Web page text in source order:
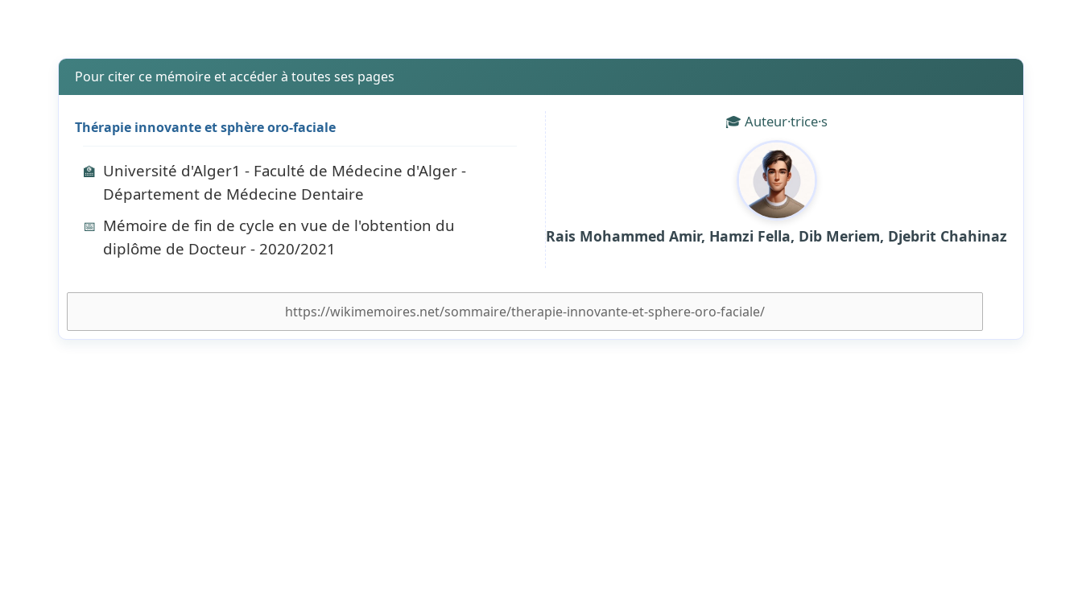
Pour citer ce mémoire et accéder à toutes ses pages
Thérapie innovante et sphère oro-faciale
🏫 Université d'Alger1 - Faculté de Médecine d'Alger -
Département de Médecine Dentaire
📅 Mémoire de fin de cycle en vue de l'obtention du
diplôme de Docteur - 2020/2021
🎓 Auteur·trice·s
Rais Mohammed Amir, Hamzi Fella, Dib Meriem, Djebrit Chahinaz